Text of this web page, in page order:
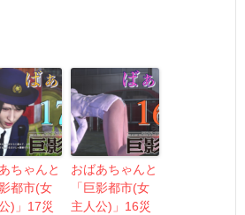
ちゃんと
影都市(女
)」17災
おばあちゃんと
「巨影都市(女
主人公)」16災